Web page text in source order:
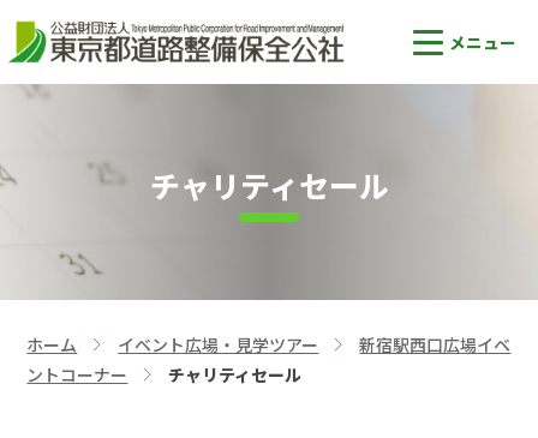
チャリティセール
ホーム
>
イベント広場・見学ツアー
新宿駅西口広場イベ
ントコーナー
チャリティセール